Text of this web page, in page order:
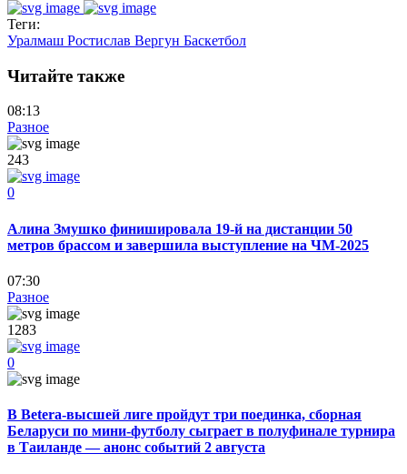
Теги:
Уралмаш Ростислав Вергун Баскетбол
Читайте также
08:13
Разное
243
0
Алина Змушко финишировала 19-й на дистанции 50
метров брассом и завершила выступление на ЧМ-2025
07:30
Разное
1283
0
В Betera-высшей лиге пройдут три поединка, сборная
Беларуси по мини-футболу сыграет в полуфинале турнира
в Таиланде — анонс событий 2 августа